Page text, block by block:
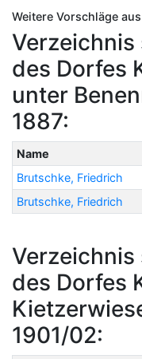
Weitere Vorschläge
des Dorfes
unter
1887:
Name
Brutschke, Friedrich
Brutschke, Friedrich
des Dorfes
1901/02: